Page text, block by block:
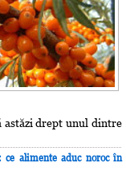
astăzi drept unul dintre
alimente aduc noroc în